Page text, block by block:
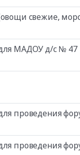
свежие,
МАДОУ д/с № 47
проведения
проведения